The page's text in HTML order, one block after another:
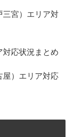
三宮）エリア対
対応状況まとめ
屋）エリア対応